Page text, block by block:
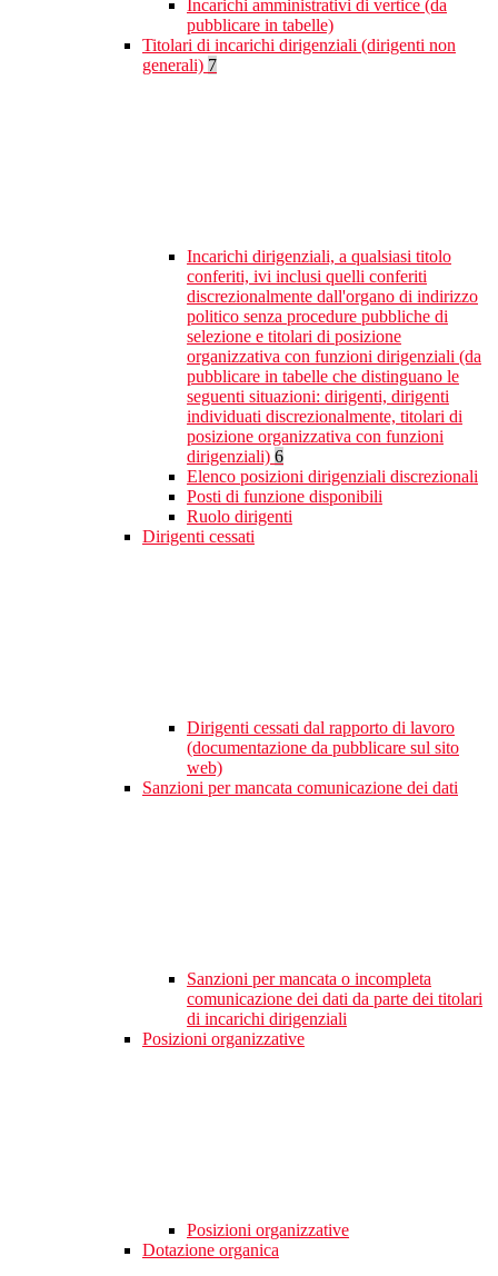
Incarichi amministrativi di vertice (da
pubblicare in tabelle)
Titolari di incarichi dirigenziali (dirigenti non
generali) 7
Incarichi dirigenziali, a qualsiasi titolo
conferiti, ivi inclusi quelli conferiti
discrezionalmente dall'organo di indirizzo
politico senza procedure pubbliche di
selezione e titolari di posizione
organizzativa con funzioni dirigenziali (da
pubblicare in tabelle che distinguano le
seguenti situazioni: dirigenti, dirigenti
individuati discrezionalmente, titolari di
posizione organizzativa con funzioni
dirigenziali) 6
Elenco posizioni dirigenziali discrezionali
Posti di funzione disponibili
Ruolo dirigenti
Dirigenti cessati
Dirigenti cessati dal rapporto di lavoro
(documentazione da pubblicare sul sito
web)
Sanzioni per mancata comunicazione dei dati
Sanzioni per mancata o incompleta
comunicazione dei dati da parte dei titolari
di incarichi dirigenziali
Posizioni organizzative
Posizioni organizzative
Dotazione organica